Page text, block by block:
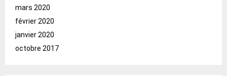
mars 2020
février 2020
janvier 2020
octobre 2017